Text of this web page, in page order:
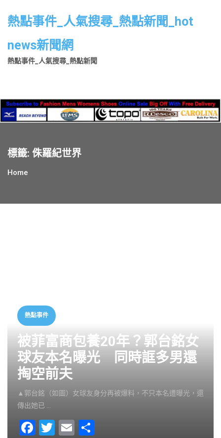
熱點事件_人氣搜尋_熱點新聞_hot
news新聞網
熱點事件_人氣搜尋_熱點新聞
標籤: 侏羅紀世界
Home
熱點事件
被菲富商包養20年？郭台銘女
球友本名曝光 同時誆多男還
掏空前夫
▲郭台銘（如圖）女球友身分再被爆料，不只本名遭曝光，還
傳出她已 …
F
T
E